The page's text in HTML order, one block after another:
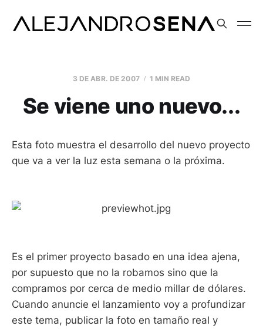
3 DE ABR. DE 2007 1 MIN READ
Se viene uno nuevo...
Esta foto muestra el desarrollo del nuevo proyecto
que va a ver la luz esta semana o la próxima.
Es el primer proyecto basado en una idea ajena,
por supuesto que no la robamos sino que la
compramos por cerca de medio millar de dólares.
Cuando anuncie el lanzamiento voy a profundizar
este tema, publicar la foto en tamaño real y